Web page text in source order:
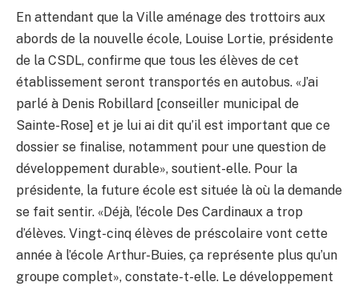
En attendant que la Ville aménage des trottoirs aux
abords de la nouvelle école, Louise Lortie, présidente
de la CSDL, confirme que tous les élèves de cet
établissement seront transportés en autobus. «J’ai
parlé à Denis Robillard [conseiller municipal de
Sainte-Rose] et je lui ai dit qu’il est important que ce
dossier se finalise, notamment pour une question de
développement durable», soutient-elle. Pour la
présidente, la future école est située là où la demande
se fait sentir. «Déjà, l’école Des Cardinaux a trop
d’élèves. Vingt-cinq élèves de préscolaire vont cette
année à l’école Arthur-Buies, ça représente plus qu’un
groupe complet», constate-t-elle. Le développement